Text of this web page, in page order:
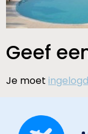
Geef
Je moet